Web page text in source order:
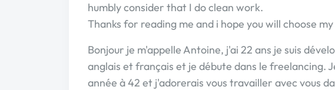
humbly consider that I do clean work.
Thanks for reading me and i hope you will choose
Bonjour je m'appelle Antoine, j'ai 22 ans je suis
anglais et français et je débute dans le freelancing.
année à 42 et j'adorerais vous travailler avec vous